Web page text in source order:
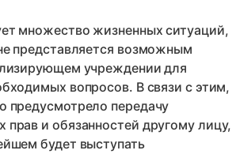
множество жизненных ситуаций,
представляется возможным
учреждении для
вопросов. В связи с этим,
предусмотрело передачу
прав и обязанностей другому лицу,
будет выступать